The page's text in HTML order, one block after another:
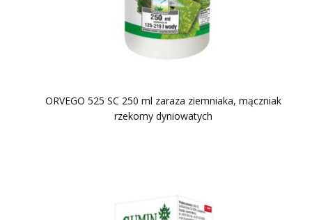
ORVEGO 525 SC 250 ml zaraza ziemniaka, mączniak
rzekomy dyniowatych